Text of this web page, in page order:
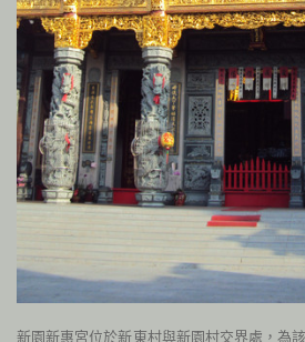
新園新惠宮位於新東村與新園村交界處，為